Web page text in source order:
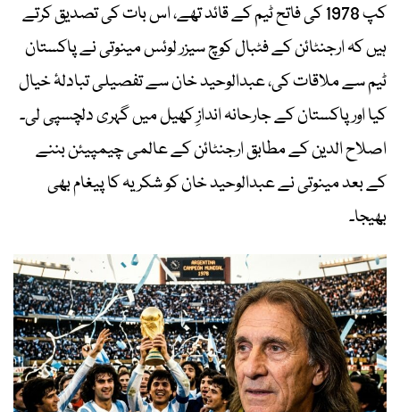
کپ 1978 کی فاتح ٹیم کے قائد تھے، اس بات کی تصدیق کرتے
ہیں کہ ارجنٹائن کے فٹبال کوچ سیزر لوئس مینوتی نے پاکستان
ٹیم سے ملاقات کی، عبدالوحید خان سے تفصیلی تبادلۂ خیال
کیا اور پاکستان کے جارحانہ اندازِ کھیل میں گہری دلچسپی لی۔
اصلاح الدین کے مطابق ارجنٹائن کے عالمی چیمپیئن بننے
کے بعد مینوتی نے عبدالوحید خان کو شکریہ کا پیغام بھی
بھیجا۔